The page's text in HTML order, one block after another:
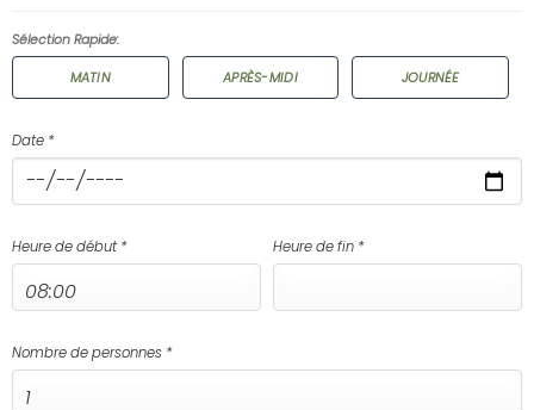
Sélection Rapide:
MATIN APRÈS-MIDI JOURNÉE
Date *
Heure de début * Heure de fin *
Nombre de personnes *